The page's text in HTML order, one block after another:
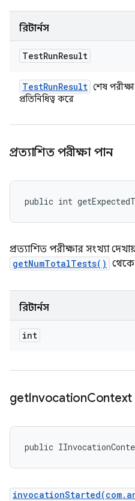
রিটার্নস
TestRunResult
TestRunResult শেষ
প্রতিনিধিত্ব করে
প্রত্যাশিত পরীক্ষা পান
public int
প্রত্যাশিত পরীক্ষার সংখ্যা
getNumTotalTests() থেকে
রিটার্নস
int
getInvocationContext
public